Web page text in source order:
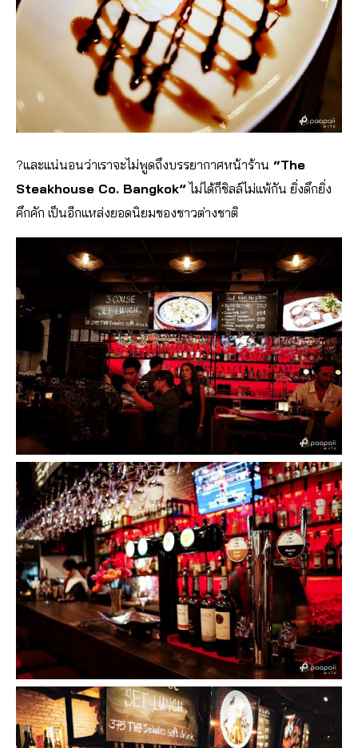
?และแน่นอนว่าเราจะไม่พูดถึงบรรยากาศหน้าร้าน “The
Steakhouse Co. Bangkok” ไม่ได้ก็ชิลล์ไม่แพ้กัน ยิ่งดึกยิ่ง
คึกคัก เป็นอีกแหล่งยอดนิยมของชาวต่างชาติ